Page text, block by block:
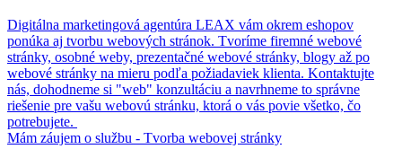
Digitálna marketingová agentúra LEAX vám okrem eshopov
ponúka aj tvorbu webových stránok. Tvoríme firemné webové
stránky, osobné weby, prezentačné webové stránky, blogy až po
webové stránky na mieru podľa požiadaviek klienta. Kontaktujte
nás, dohodneme si "web" konzultáciu a navrhneme to správne
riešenie pre vašu webovú stránku, ktorá o vás povie všetko, čo
potrebujete.
Mám záujem o službu - Tvorba webovej stránky